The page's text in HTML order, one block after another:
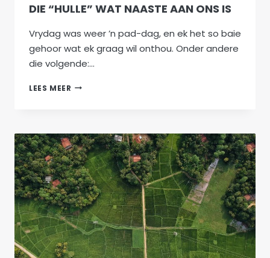
DIE “HULLE” WAT NAASTE AAN ONS IS
Vrydag was weer ’n pad-dag, en ek het so baie
gehoor wat ek graag wil onthou. Onder andere
die volgende:…
LEES MEER DIE
AAN
ONS
IS